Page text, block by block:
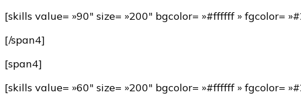
[skills value= »90″ size= »200″ bgcolor= »#ffffff » fgcolor=
[/span4]
[span4]
[skills value= »60″ size= »200″ bgcolor= »#ffffff » fgcolor=